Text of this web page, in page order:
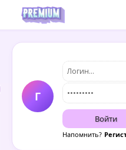
Г
Войти
Напомнить?